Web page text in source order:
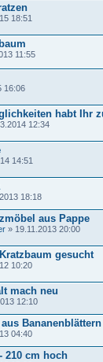
18:51
11:55
16:06
habt Ihr
12:34
14:51
18:18
aus Pappe
» 19.11.2013 20:00
gesucht
10:20
mach neu
12:10
04:40
210 cm hoch